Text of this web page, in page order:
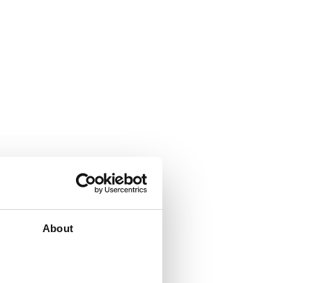
About